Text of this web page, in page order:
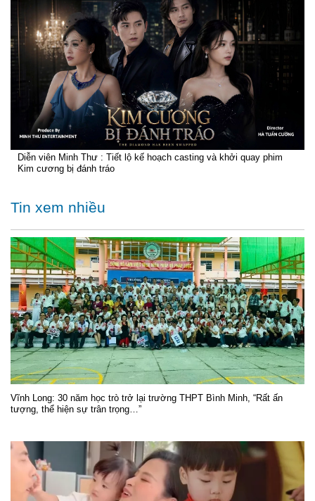
Diễn viên Minh Thư : Tiết lộ kế hoạch casting và khởi quay phim
Kim cương bị đánh tráo
Tin xem nhiều
Vĩnh Long: 30 năm học trò trở lại trường THPT Bình Minh, “Rất ấn
tượng, thể hiện sự trân trọng…”